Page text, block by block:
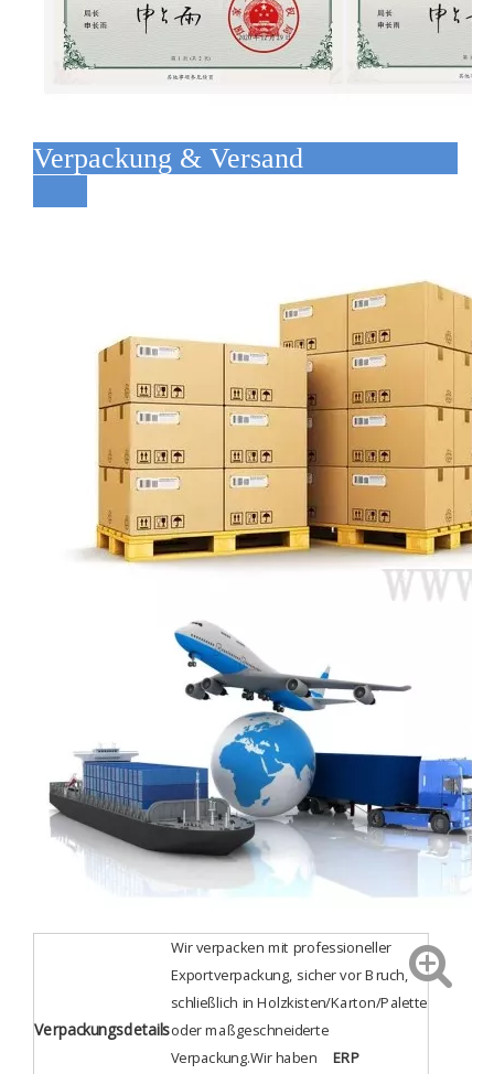
Verpackung & Versand
Verpackungsdetails
Wir verpacken mit professioneller
Exportverpackung, sicher vor Bruch,
schließlich in Holzkisten/Karton/Palette
oder maßgeschneiderte
Verpackung.Wir haben ERP